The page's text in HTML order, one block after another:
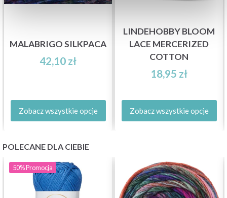
MALABRIGO SILKPACA
42,10 zł
Zobacz wszystkie opcje
LINDEHOBBY BLOOM
LACE MERCERIZED
COTTON
18,95 zł
Zobacz wszystkie opcje
POLECANE DLA CIEBIE
50%Promocja